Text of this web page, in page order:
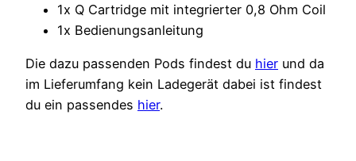
1x Q Cartridge mit integrierter 0,8 Ohm Coil
1x Bedienungsanleitung
Die dazu passenden Pods findest du hier und da
im Lieferumfang kein Ladegerät dabei ist findest
du ein passendes hier.